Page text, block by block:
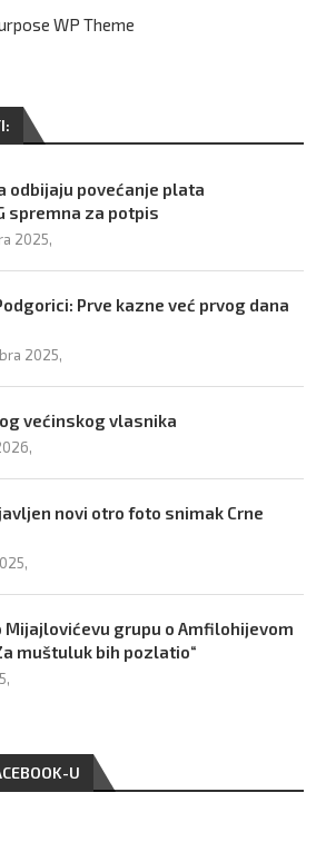
odbijaju povećanje plata
spremna za potpis
2025,
Prve kazne već prvog dana
2025,
većinskog vlasnika
novi otro foto snimak Crne
Mijajlovićevu grupu o Amfilohijevom
muštuluk bih pozlatio“
U